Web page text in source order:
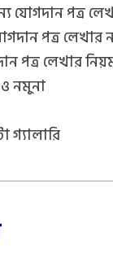
যোগদান পত্র
পত্র লেখার
পত্র লেখার
নমুনা
গ্যালারি